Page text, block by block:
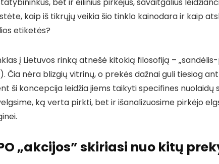
kaip iš tikrųjų veikia šio tinklo kainodara ir kaip
etiketės?
į Lietuvos rinką atnešė kitokią filosofiją –
Čia nėra blizgių vitrinų, o prekės dažnai guli tiesiog
ši koncepcija leidžia jiems taikyti specifines nuolaidų
ką verta pirkti, bet ir išanalizuosime pirkėjo
„akcijos” skiriasi nuo kitų